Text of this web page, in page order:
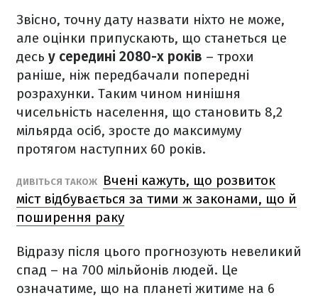
Звісно, точну дату назвати ніхто не може,
але оцінки припускають, що станеться це
десь у середині 2080-х років – трохи
раніше, ніж передбачали попередні
розрахунки. Таким чином нинішня
чисельність населення, що становить 8,2
мільярда осіб, зросте до максимуму
протягом наступних 60 років.
ДИВІТЬСЯ ТАКОЖ
Вчені кажуть, що розвиток
міст відбувається за тими ж законами, що й
поширення раку
Відразу після цього прогнозують невеликий
спад – на 700 мільйонів людей. Це
означатиме, що на планеті житиме на 6